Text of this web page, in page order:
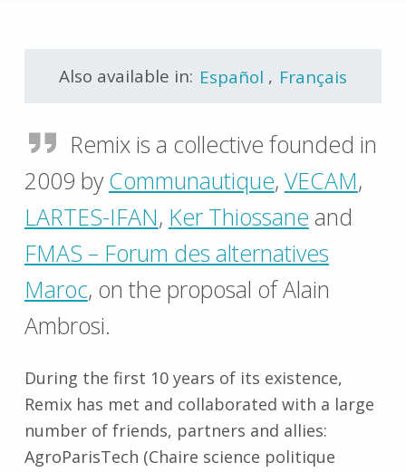
Also available in: Español , Français
Remix is a collective founded in
2009 byCommunautique, VECAM,
LARTES-IFAN, Ker Thiossane and
FMAS – Forum des alternatives
Maroc, on the proposal of Alain
Ambrosi.
During the first 10 years of its existence,
Remix has met and collaborated with a large
number of friends, partners and allies:
AgroParisTech (Chaire science politique